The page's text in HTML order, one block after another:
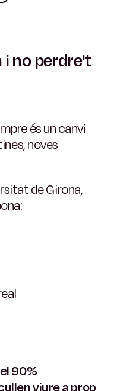
i no perdre't
és un canvi
noves
de Girona,
90%
viure a prop